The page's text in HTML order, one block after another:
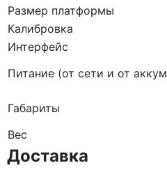
Размер платформы
Калибровка
Интерфейс
Питание (от сети и от
Габариты
Вес
Доставка